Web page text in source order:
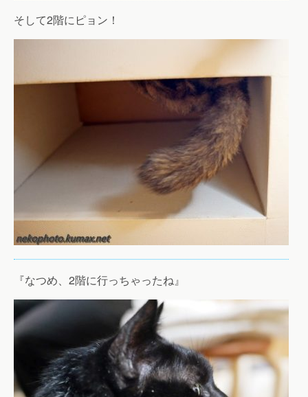
そして2階にピョン！
『なつめ、2階に行っちゃったね』